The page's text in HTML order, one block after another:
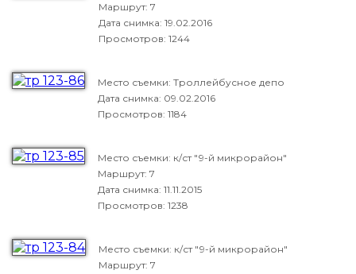
Маршрут: 7
Дата снимка: 19.02.2016
Просмотров: 1244
Место съемки: Троллейбусное депо
Дата снимка: 09.02.2016
Просмотров: 1184
Место съемки: к/ст "9-й микрорайон"
Маршрут: 7
Дата снимка: 11.11.2015
Просмотров: 1238
Место съемки: к/ст "9-й микрорайон"
Маршрут: 7